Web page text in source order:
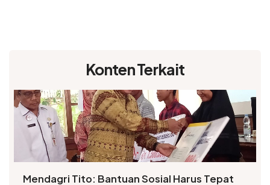
Konten Terkait
Mendagri Tito: Bantuan Sosial Harus Tepat